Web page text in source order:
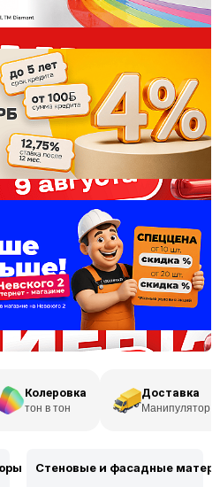
Колеровка
тон в тон
Доставка
Манипулятор...
Стеновые и фасадные